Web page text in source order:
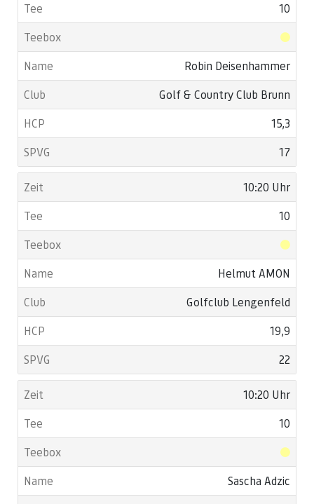
10
Robin Deisenhammer
Golf & Country Club Brunn
15,3
17
10:20 Uhr
10
Helmut AMON
Golfclub Lengenfeld
19,9
22
10:20 Uhr
10
Sascha Adzic